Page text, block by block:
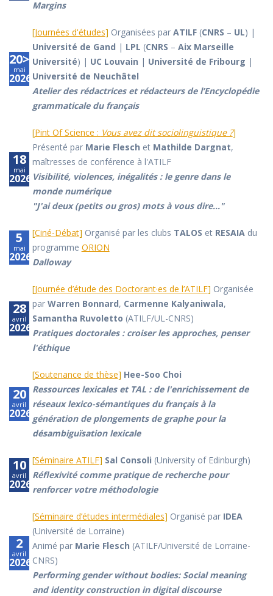
Margins
20>21
mai
2026
[Journées d'études] Organisées par ATILF(CNRS – UL) |
Université de Gand | LPL (CNRS – Aix Marseille
Université) | UC Louvain | Université de Fribourg |
Université de Neuchâtel
Atelier des rédactrices et rédacteurs de l’Encyclopédie
grammaticale du français
18
mai
2026
[Pint Of Science : Vous avez dit sociolinguistique ?]
Présenté par Marie Flesch et Mathilde Dargnat,
maîtresses de conférence à l'ATILF
Visibilité, violences, inégalités : le genre dans le
monde numérique
"J'ai deux (petits ou gros) mots à vous dire..."
5
mai
2026
[Ciné-Débat] Organisé par les clubs TALOS et RESAIA du
programme ORION
Dalloway
28
avril
2026
[Journée d’étude des Doctorant·es de l’ATILF] Organisée
par Warren Bonnard, Carmenne Kalyaniwala,
Samantha Ruvoletto (ATILF/UL-CNRS)
Pratiques doctorales : croiser les approches, penser
l'éthique
20
avril
2026
[Soutenance de thèse] Hee-Soo Choi
Ressources lexicales et TAL : de l'enrichissement de
réseaux lexico-sémantiques du français à la
génération de plongements de graphe pour la
désambiguïsation lexicale
10
avril
2026
[Séminaire ATILF] Sal Consoli (University of Edinburgh)
Réflexivité comme pratique de recherche pour
renforcer votre méthodologie
2
avril
2026
[Séminaire d’études intermédiales] Organisé par IDEA
(Université de Lorraine)
Animé par Marie Flesch (ATILF/Université de Lorraine-
CNRS)
Performing gender without bodies: Social meaning
and identity construction in digital discourse